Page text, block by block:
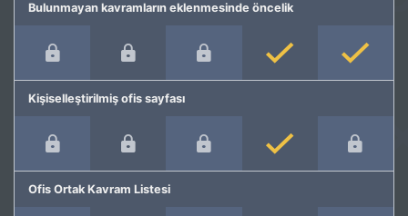
Bulunmayan kavramların eklenmesinde öncelik
Kişiselleştirilmiş ofis sayfası
Ofis Ortak Kavram Listesi